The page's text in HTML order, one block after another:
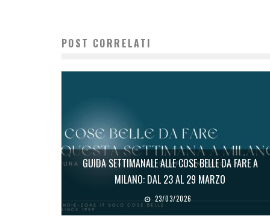
POST CORRELATI
GUIDA SETTIMANALE ALLE COSE BELLE DA FARE A
MILANO: DAL 23 AL 29 MARZO
23/03/2026